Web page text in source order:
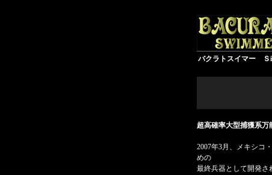
バクラトスイマー Ｓ
超高確率大型捕獲系万
2007年3月、メキシコ
めの
最終兵器として開発さ